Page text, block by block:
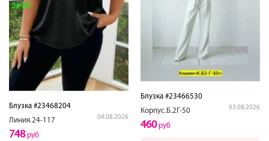
Блузка #23468204
Линия.24-117
04.08.2026
748руб
Блузка #23466530
Корпус.Б.2Г-50
03.08.2026
460руб